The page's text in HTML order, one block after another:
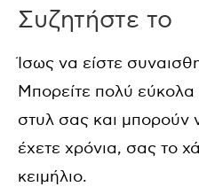
Συζητήστε το
Ίσως να είστε
Μπορείτε πολύ
στυλ σας και μπορούν
έχετε χρόνια, σας το
κειμήλιο.